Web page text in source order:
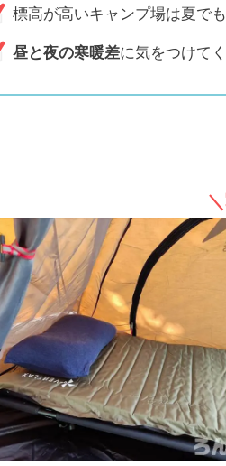
標高が高いキャンプ場は夏でも
昼と夜の寒暖差に気をつけて